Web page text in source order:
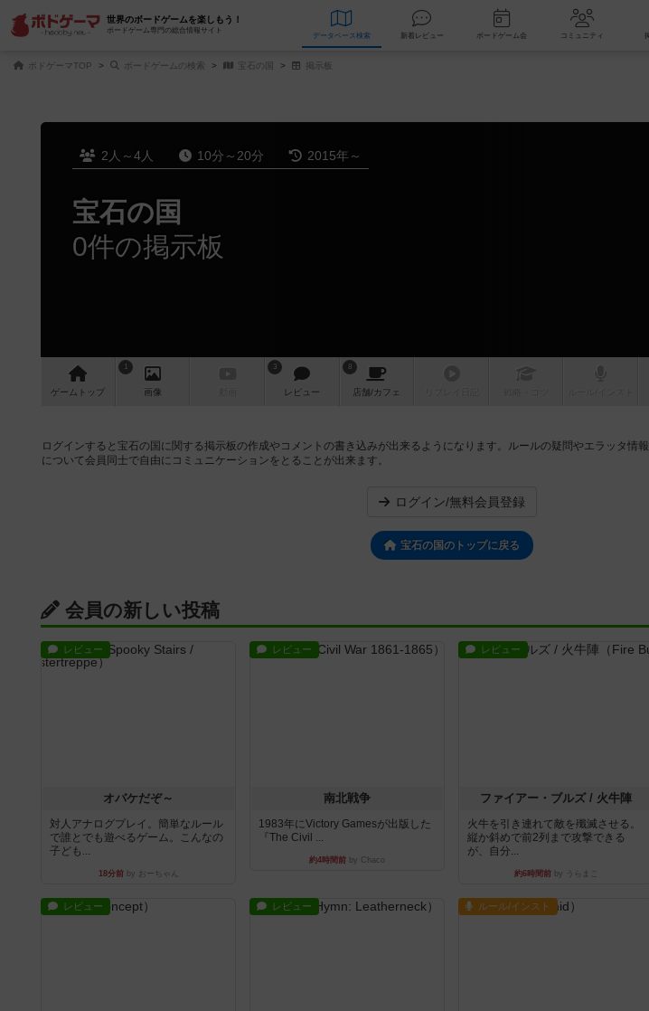
世界のボードゲームを楽しもう！
ボードゲーム専門の総合情報サイト
データベース 検索 新着レビュー ボードゲーム会 コミュ
ボドゲーマTOP ボードゲームの検索 宝石の国 掲示板
2人～4人 10分～20分 2015年～
宝石の国
0件の掲示板
ゲーム トップ
1
画像
3
レビュー
8
店舗/カフェ
ログインすると宝石の国に関する掲示板の作成やコメントの書き込みが出来るようになります。ルールの疑問やエラッタ情
について会員同士で自由にコミュニケーションをとることが出来ます。
ログイン/無料会員登録
宝石の国のトップに戻る
会員の新しい投稿
レビュー
オバケだぞ～
対人アナログプレイ。簡単なルール
で誰とでも遊べるゲーム。こんなの
子ども...
18分前by おーちゃん
レビュー
南北戦争
1983年にVictory Gamesが出版した
『The Civil ...
約4時間前 by Chaco
レビュー
ファイアー・ブルズ / 火牛陣
火牛を引き連れて敵を殲滅させる。
縦か斜めで前2列まで攻撃できる
が、自分...
約6時間前by うらまこ
レビュー レビュー ルール/インスト